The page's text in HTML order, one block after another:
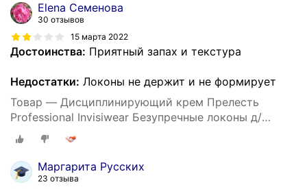
Elena Семенова
30 отзывов
15 марта 2022
Достоинства: Приятный запах и текстура
Недостатки: Локоны не держит и не формирует
Товар — Дисциплинирующий крем Прелесть
Professional Invisiwear Безупречные локоны д/
укладки кудрявых и волнистых волос, 150 мл
Маргарита Русских
23 отзыва